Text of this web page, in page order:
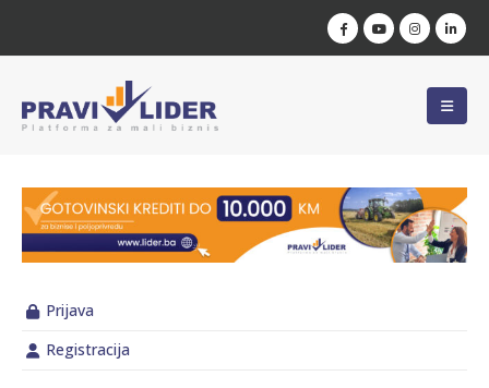
Prijava
Registracija